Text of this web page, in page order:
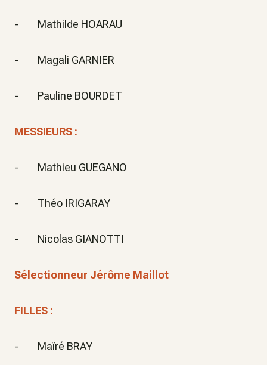
- Mathilde HOARAU
- Magali GARNIER
- Pauline BOURDET
MESSIEURS :
- Mathieu GUEGANO
- Théo IRIGARAY
- Nicolas GIANOTTI
Sélectionneur Jérôme Maillot
FILLES :
- Maïré BRAY